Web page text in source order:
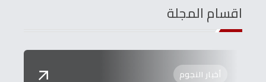
اقسام المجلة
أخبار النجوم